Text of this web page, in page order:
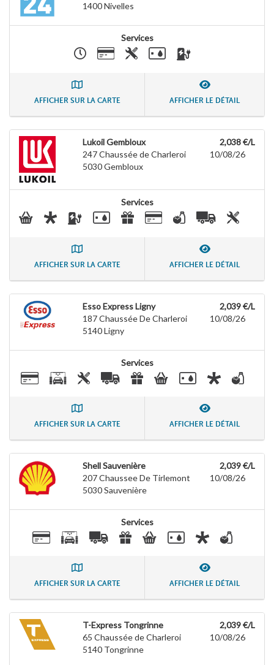
1400Nivelles
Services
AFFICHER SUR LA CARTE AFFICHER LE DÉTAIL
Lukoil Gembloux
247 Chaussée de Charleroi
5030Gembloux
2,038 €/L
10/08/26
Services
AFFICHER SUR LA CARTE AFFICHER LE DÉTAIL
Esso Express Ligny
187 Chaussée De Charleroi
5140Ligny
2,039 €/L
10/08/26
Services
AFFICHER SUR LA CARTE AFFICHER LE DÉTAIL
Shell Sauvenière
207 Chaussee De Tirlemont
5030Sauvenière
2,039 €/L
10/08/26
Services
AFFICHER SUR LA CARTE AFFICHER LE DÉTAIL
T-Express Tongrinne
65 Chaussée de Charleroi
5140 Tongrinne
2,039 €/L
10/08/26